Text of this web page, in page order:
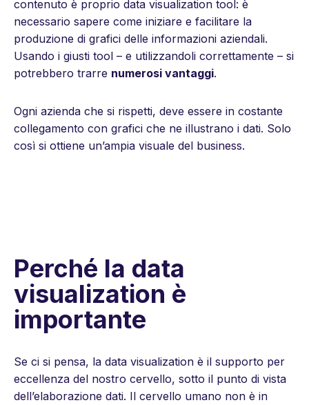
contenuto è proprio data visualization tool: è
necessario sapere come iniziare e facilitare la
produzione di grafici delle informazioni aziendali.
Usando i giusti tool – e utilizzandoli correttamente – si
potrebbero trarre numerosi vantaggi.
Ogni azienda che si rispetti, deve essere in costante
collegamento con grafici che ne illustrano i dati. Solo
così si ottiene un’ampia visuale del business.
Perché la data
visualization è
importante
Se ci si pensa, la data visualization è il supporto per
eccellenza del nostro cervello, sotto il punto di vista
dell’elaborazione dati. Il cervello umano non è in